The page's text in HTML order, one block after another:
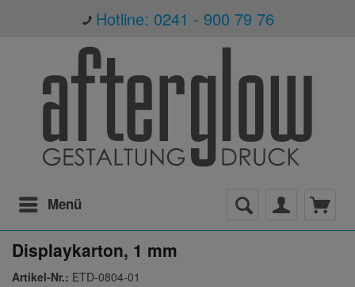
Hotline: 0241 - 900 79 76
Menü
Displaykarton, 1 mm
Artikel-Nr.: ETD-0804-01